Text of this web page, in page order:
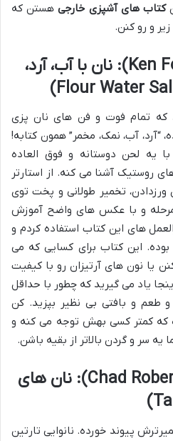
کتاب های آشپزی خارجیهستن که
و رو کنن.
کن فورکیش (Ken Forkish): نان با آب، آرد،
که تمام فوت و فن های نان پزی
“آرد، آب، نمک، مخمر” همون کتابه!
یه لحن دوستانه و فوق العاده
روستیک آشنا می کنه. از استارتر
تخمیر طولانی و پخت توی
و با عکس های واضح آموزش
های این کتاب استفاده کردم و
این کتاب برای کسایی که می
یا نون های آرتیزان رو با کیفیت
یاد می گیرید که چطور با حداقل
و طعم و بافتی بی نظیر بپزید. کن
که کمتر کسی بهش توجه می کنه و
سر و گردن بالاتر از بقیه باشن.
چاد رابرتسون (Chad Robertson): نان های
پیوند خورده. نانوایی تارتین